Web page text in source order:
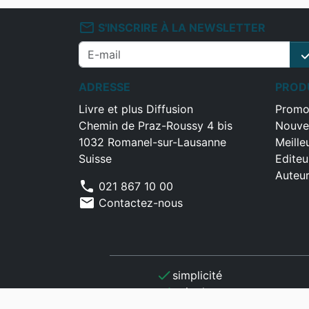
mail_outline S'INSCRIRE À LA NEWSLETTER
ADRESSE
Livre et plus Diffusion
Chemin de Praz-Roussy 4 bis
1032 Romanel-sur-Lausanne
Suisse
phone 021 867 10 00
mail Contactez-nous
check simplicité
checkgain de temps